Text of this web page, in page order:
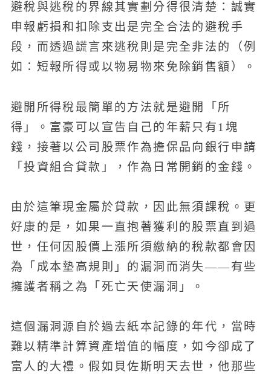
避稅與逃稅的界線其實劃分得很清楚：誠實
申報虧損和扣除支出是完全合法的避稅手
段，而透過謊言來逃稅則是完全非法的（例
如：短報所得或以物易物來免除銷售額）。
避開所得稅最簡單的方法就是避開「所
得」。富豪可以宣告自己的年薪只有1塊
錢，接著以公司股票作為擔保品向銀行申請
「投資組合貸款」，作為日常開銷的金錢。
由於這筆現金屬於貸款，因此無須課稅。更
好康的是，如果一直抱著獲利的股票直到過
世，任何因股價上漲所須繳納的稅款都會因
為「成本墊高規則」的漏洞而消失——有些
擁護者稱之為「死亡天使漏洞」。
這個漏洞源自於過去紙本記錄的年代，當時
難以精準計算資產增值的幅度，如今卻成了
富人的大禮。假如貝佐斯明天去世，他那些